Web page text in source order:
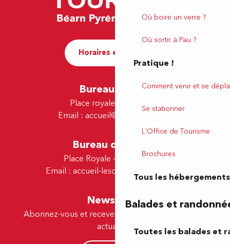
Où boire un verre ?
Où sortir à Pau ?
Pratique !
Comment venir et se
Se stationner
L'Office de Tourisme
Brochures
Tous les hébergements
Balades et
Toutes les balades et
Horaires et contact
Bureau de Pau
Place royale - 64000 Pau
Email : accueil@tourismepau.fr
Bureau de Lescar
Place Royale - 64230 Lescar
Email : accueil-lescar@tourismepau.fr
Newsletter
Abonnez-vous et recevez par e-mail nos offres et
actualités.